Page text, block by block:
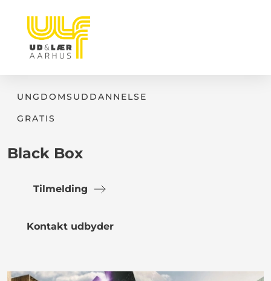
UNGDOMSUDDANNELSE
GRATIS
Black Box
Tilmelding
Kontakt udbyder